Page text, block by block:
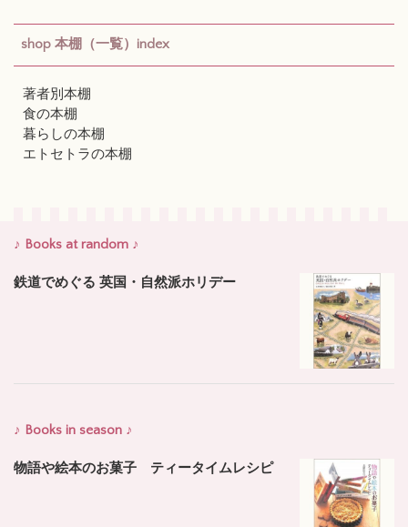
shop 本棚（一覧）index
著者別本棚
食の本棚
暮らしの本棚
エトセトラの本棚
♪ Books at random ♪
鉄道でめぐる 英国・自然派ホリデー
♪ Books in season ♪
物語や絵本のお菓子 ティータイムレシピ